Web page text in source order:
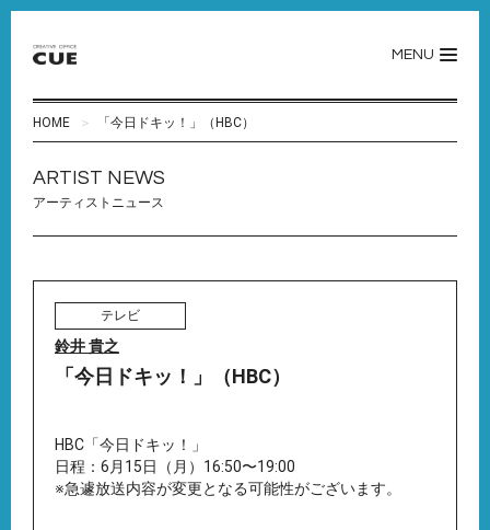
MENU
HOME 「今日ドキッ！」（HBC）
ARTIST NEWS
アーティストニュース
テレビ
鈴井 貴之
「今日ドキッ！」（HBC）
HBC「今日ドキッ！」
日程：6月15日（月）16:50〜19:00
※急遽放送内容が変更となる可能性がございます。